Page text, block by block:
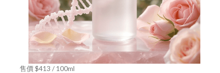
售價 $413 / 100ml